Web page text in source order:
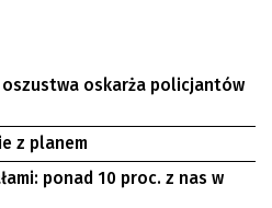
oszustwa oskarża policjantów
z planem
ponad 10 proc. z nas w